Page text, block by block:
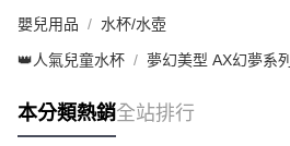
嬰兒用品 水杯/水壺
👑人氣兒童水杯 夢幻美型 AX幻夢系列
本分類熱銷全站排行